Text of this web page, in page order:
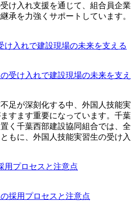
け入れ支援を通じて、組合員企業
承を力強くサポートしています。
受け入れで建設現場の未来を支え
足が深刻化する中、外国人技能実
すます重要になっています。千葉
く千葉西部建設協同組合では、全
もに、外国人技能実習生の受け入
採用プロセスと注意点